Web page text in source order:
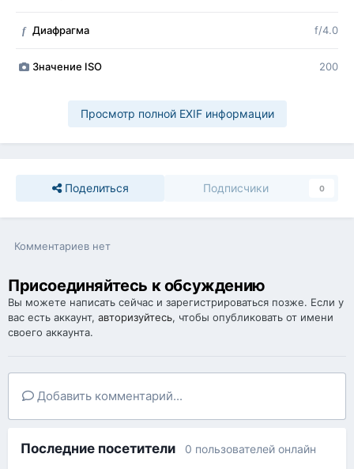
f Диафрагма f/4.0
Значение ISO 200
Просмотр полной EXIF информации
Поделиться Подписчики 0
Комментариев нет
Присоединяйтесь к обсуждению
Вы можете написать сейчас и зарегистрироваться позже. Если у
вас есть аккаунт, авторизуйтесь, чтобы опубликовать от имени
своего аккаунта.
Добавить комментарий...
Последние посетители 0 пользователей онлайн